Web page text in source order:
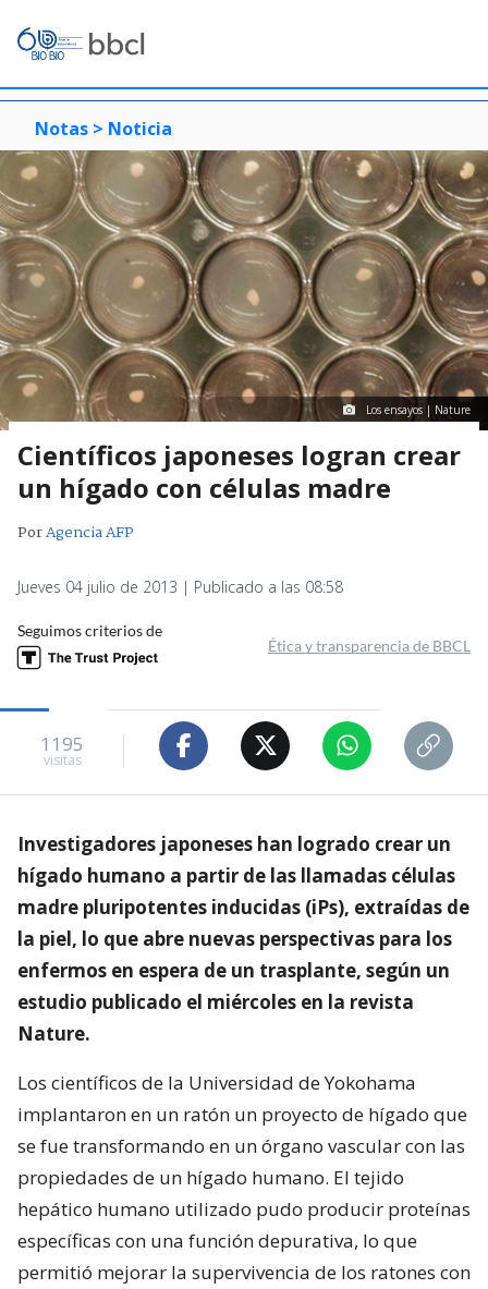
Notas > Noticia
Los ensayos | Nature
Científicos japoneses logran crear
un hígado con células madre
PorAgencia AFP
Jueves 04 julio de 2013 | Publicado a las 08:58
Seguimos criterios de
Ética y transparencia de BBCL
1195
visitas
Investigadores japoneses han logrado crear un
hígado humano a partir de las llamadas células
madre pluripotentes inducidas (iPs), extraídas de
la piel, lo que abre nuevas perspectivas para los
enfermos en espera de un trasplante, según un
estudio publicado el miércoles en la revista
Nature.
Los científicos de la Universidad de Yokohama
implantaron en un ratón un proyecto de hígado que
se fue transformando en un órgano vascular con las
propiedades de un hígado humano. El tejido
hepático humano utilizado pudo producir proteínas
específicas con una función depurativa, lo que
permitió mejorar la supervivencia de los ratones con